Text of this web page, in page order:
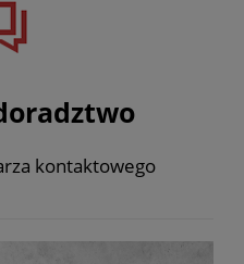
kontaktowego